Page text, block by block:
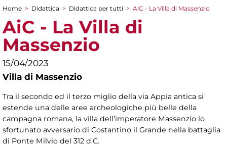
Tu sei qui
Home > Didattica > Didattica per tutti > AiC - La Villa di Massenzio
AiC - La Villa di
Massenzio
15/04/2023
Villa di Massenzio
Tra il secondo ed il terzo miglio della via Appia antica si
estende una delle aree archeologiche più belle della
campagna romana, la villa dell’imperatore Massenzio lo
sfortunato avversario di Costantino il Grande nella battaglia
di Ponte Milvio del 312 d.C.